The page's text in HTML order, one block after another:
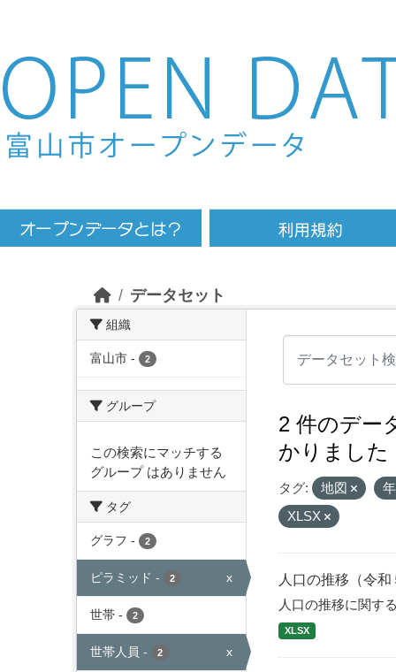
Skip to main content
データセット
組織
富山市 - 2
グループ
この検索にマッチする
グループ はありません
タグ
グラフ - 2
ピラミッド - 2 x
世帯 - 2
世帯人員 - 2 x
2 件のデー
かりました
タグ: 地図
XLSX
人口の推移（令和
人口の推移に関す
XLSX